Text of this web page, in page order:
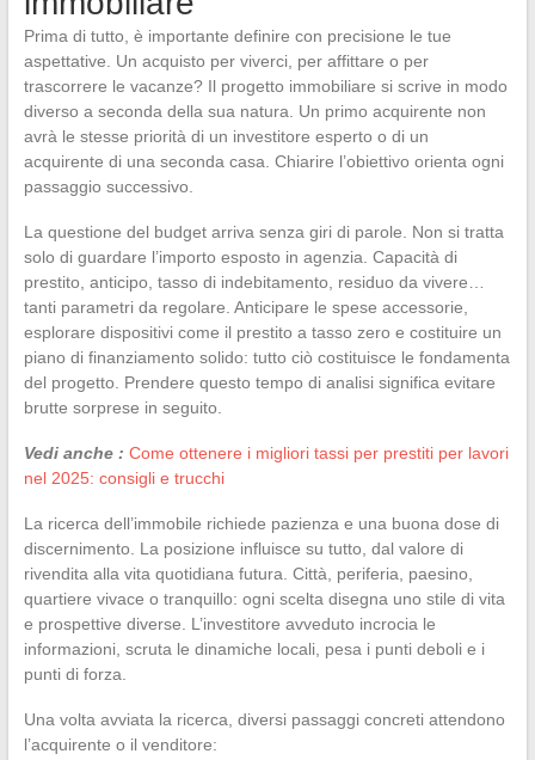
Prima di tutto, è importante definire con precisione le tue
aspettative. Un acquisto per viverci, per affittare o per
trascorrere le vacanze? Il progetto immobiliare si scrive in modo
diverso a seconda della sua natura. Un primo acquirente non
avrà le stesse priorità di un investitore esperto o di un
acquirente di una seconda casa. Chiarire l’obiettivo orienta ogni
passaggio successivo.
La questione del budget arriva senza giri di parole. Non si tratta
solo di guardare l’importo esposto in agenzia. Capacità di
prestito, anticipo, tasso di indebitamento, residuo da vivere…
tanti parametri da regolare. Anticipare le spese accessorie,
esplorare dispositivi come il prestito a tasso zero e costituire un
piano di finanziamento solido: tutto ciò costituisce le fondamenta
del progetto. Prendere questo tempo di analisi significa evitare
brutte sorprese in seguito.
Vedi anche : Come ottenere i migliori tassi per prestiti per lavori
nel 2025: consigli e trucchi
La ricerca dell’immobile richiede pazienza e una buona dose di
discernimento. La posizione influisce su tutto, dal valore di
rivendita alla vita quotidiana futura. Città, periferia, paesino,
quartiere vivace o tranquillo: ogni scelta disegna uno stile di vita
e prospettive diverse. L’investitore avveduto incrocia le
informazioni, scruta le dinamiche locali, pesa i punti deboli e i
punti di forza.
Una volta avviata la ricerca, diversi passaggi concreti attendono
l’acquirente o il venditore: